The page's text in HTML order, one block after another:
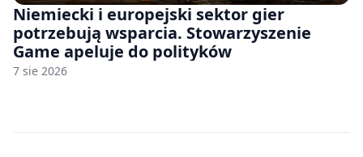
Niemiecki i europejski sektor gier
potrzebują wsparcia. Stowarzyszenie
Game apeluje do polityków
7 sie 2026